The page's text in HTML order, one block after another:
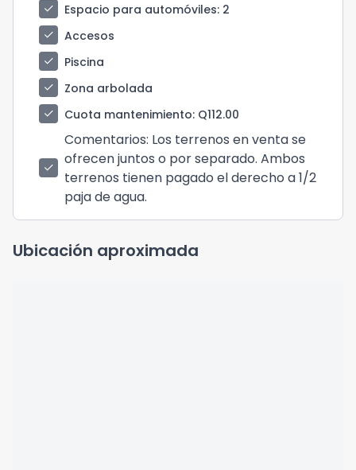
check
Espacio para automóviles: 2
check
Accesos
check
Piscina
check
Zona arbolada
check
Cuota mantenimiento: Q112.00
check
Comentarios: Los terrenos en venta se
ofrecen juntos o por separado. Ambos
terrenos tienen pagado el derecho a 1/2
paja de agua.
Ubicación aproximada